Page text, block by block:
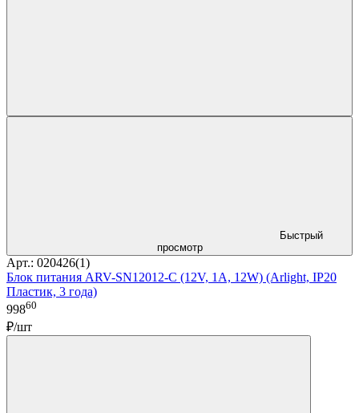
Быстрый
просмотр
Арт.: 020426(1)
Блок питания ARV-SN12012-C (12V, 1A, 12W) (Arlight, IP20
Пластик, 3 года)
99860
₽/шт